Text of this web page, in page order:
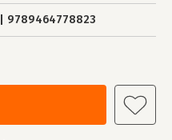
9789464778823